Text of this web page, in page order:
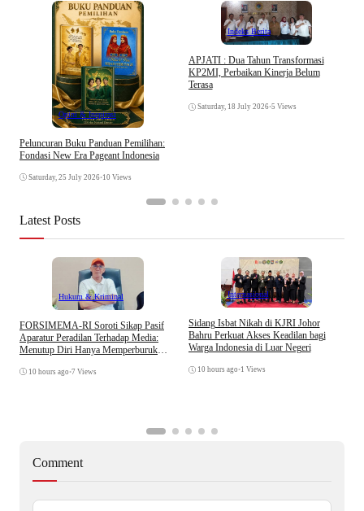
Opini & Inspirasi
Peluncuran Buku Panduan Pemilihan:
Fondasi New Era Pageant Indonesia
Saturday, 25 July 2026•10 Views
Indeks Berita
APJATI : Dua Tahun Transformasi
KP2MI, Perbaikan Kinerja Belum
Terasa
Saturday, 18 July 2026•5 Views
Latest Posts
Hukum & Kriminal
​FORSIMEMA-RI Soroti Sikap Pasif
Aparatur Peradilan Terhadap Media:
Menutup Diri Hanya Memperburuk
10 hours ago •7 Views
Internasional
Sidang Isbat Nikah di KJRI Johor
Bahru Perkuat Akses Keadilan bagi
Warga Indonesia di Luar Negeri
10 hours ago •1 Views
Comment